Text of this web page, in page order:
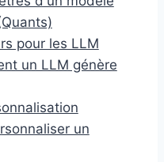
pour les LLM
un LLM génère
un